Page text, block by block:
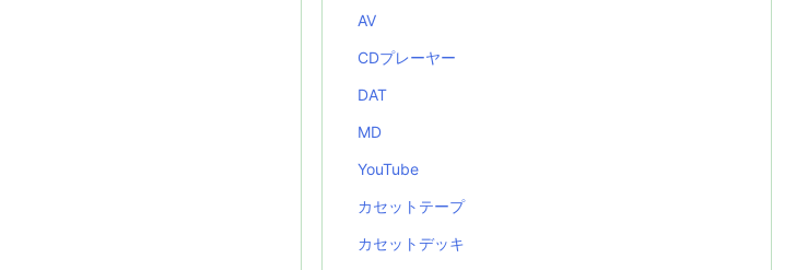
AV
CDプレーヤー
DAT
MD
YouTube
カセットテープ
カセットデッキ